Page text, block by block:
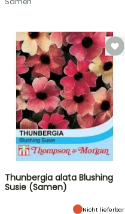
Thunbergia alata Blushing
Susie (Samen)
Nicht lieferbar